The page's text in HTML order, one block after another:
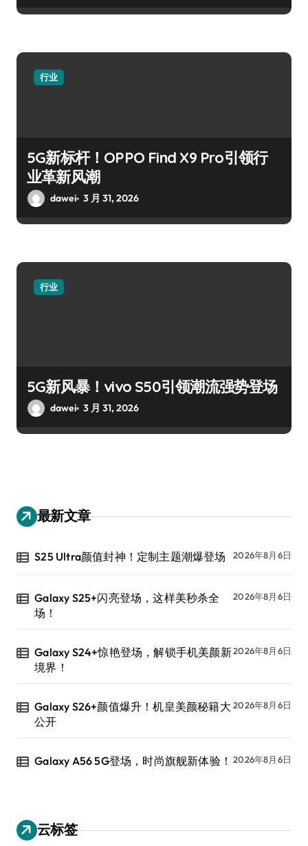
行业
5G新标杆！OPPO Find X9 Pro引领行
业革新风潮
dawei 3 月 31, 2026
行业
5G新风暴！vivo S50引领潮流强势登场
dawei 3 月 31, 2026
最新文章
S25 Ultra颜值封神！定制主题潮爆登场 2026年8月6日
Galaxy S25+闪亮登场，这样美秒杀全
场！
2026年8月6日
Galaxy S24+惊艳登场，解锁手机美颜新
境界！
2026年8月6日
Galaxy S26+颜值爆升！机皇美颜秘籍大
公开
2026年8月6日
Galaxy A56 5G登场，时尚旗舰新体验！ 2026年8月6日
云标签